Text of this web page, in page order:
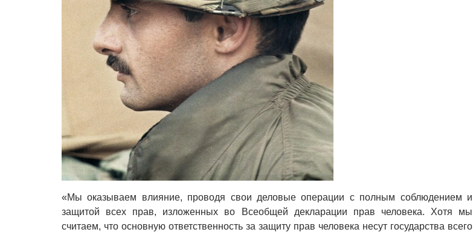
«Мы оказываем влияние, проводя свои деловые операции с полным соблюдением и
защитой всех прав, изложенных во Всеобщей декларации прав человека. Хотя мы
считаем, что основную ответственность за защиту прав человека несут государства всего